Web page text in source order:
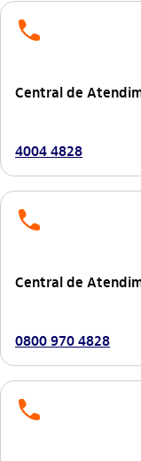
telefone
Central de
4004 4828
telefone
Central de
0800 970 4828
telefone